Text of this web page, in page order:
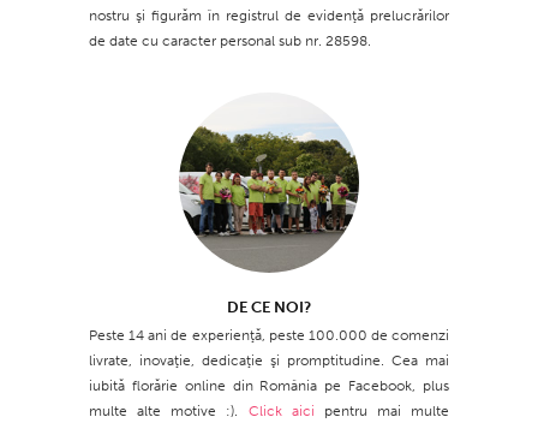
nostru şi figurăm în registrul de evidenţă prelucrărilor
de date cu caracter personal sub nr. 28598.
DE CE NOI?
Peste 14 ani de experienţă, peste 100.000 de comenzi
livrate, inovaţie, dedicaţie şi promptitudine. Cea mai
iubită florărie online din România pe Facebook, plus
multe alte motive :). Click aici pentru mai multe